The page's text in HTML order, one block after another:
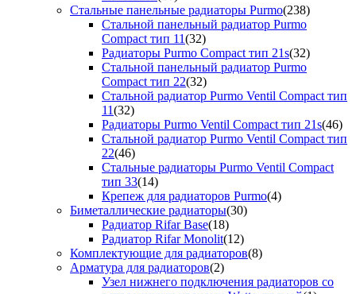
Стальные панельные радиаторы Purmo(238)
Стальной панельный радиатор Purmo
Compact тип 11(32)
Радиаторы Purmo Compact тип 21s(32)
Стальной панельный радиатор Purmo
Compact тип 22(32)
Стальной радиатор Purmo Ventil Compact тип
11(32)
Радиаторы Purmo Ventil Compact тип 21s(46)
Стальной радиатор Purmo Ventil Compact тип
22(46)
Стальные радиаторы Purmo Ventil Compact
тип 33(14)
Крепеж для радиаторов Purmo(4)
Биметаллические радиаторы(30)
Радиатор Rifar Base(18)
Радиатор Rifar Monolit(12)
Комплектующие для радиаторов(8)
Арматура для радиаторов(2)
Узел нижнего подключения радиаторов со